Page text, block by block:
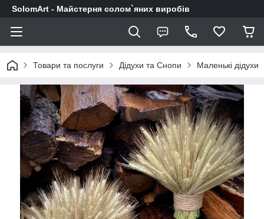
SolomArt - Майстерня солом`яних виробів
Товари та послуги Дідухи та Снопи Маленькі дідухи